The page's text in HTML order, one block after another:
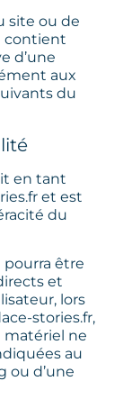
site ou de
contient
d’une
aux
du
en tant
et est
du
pourra être
et
lors
stories.fr,
matériel ne
au
ou d’une